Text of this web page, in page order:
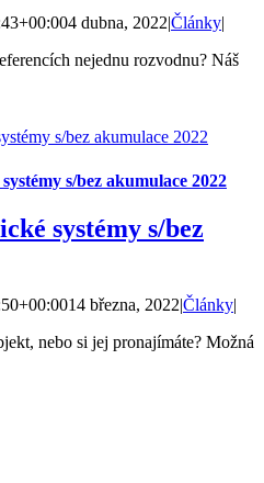
4 dubna, 2022|Články|
nejednu rozvodnu? Náš
s/bez akumulace 2022
s/bez akumulace 2022
systémy s/bez
14 března, 2022|Články|
nebo si jej pronajímáte? Možná